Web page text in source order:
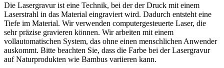
Die Lasergravur ist eine Technik, bei der der Druck mit einem
Laserstrahl in das Material eingraviert wird. Dadurch entsteht eine
Tiefe im Material. Wir verwenden computergesteuerte Laser, die
sehr präzise gravieren können. Wir arbeiten mit einem
vollautomatischen System, das ohne einen menschlichen Anwender
auskommt. Bitte beachten Sie, dass die Farbe bei der Lasergravur
auf Naturprodukten wie Bambus variieren kann.